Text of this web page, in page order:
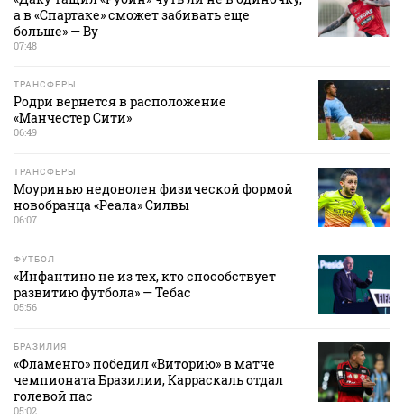
а в «Спартаке» сможет забивать еще
больше» — Ву
07:48
ТРАНСФЕРЫ
Родри вернется в расположение
«Манчестер Сити»
06:49
ТРАНСФЕРЫ
Моуринью недоволен физической формой
новобранца «Реала» Силвы
06:07
ФУТБОЛ
«Инфантино не из тех, кто способствует
развитию футбола» — Тебас
05:56
БРАЗИЛИЯ
«Фламенго» победил «Виторию» в матче
чемпионата Бразилии, Карраскаль отдал
голевой пас
05:02